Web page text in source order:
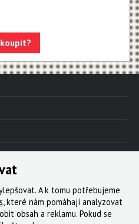
A k tomu potřebujeme
, které nám pomáhají analyzovat
obsah a reklamu. Pokud se